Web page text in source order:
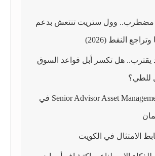
مضطرب.. وول ستريت تنتعش بدعم
النفط (2026)
يقترب.. هل تكسر أبل قواعد السوق
للطي؟
وظائف Senior Advisor Asset Management في
الامتثال في الكويت